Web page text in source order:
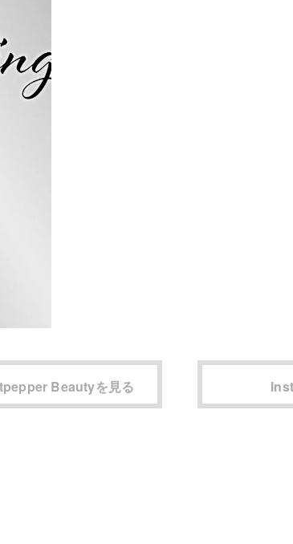
Beautyを見る